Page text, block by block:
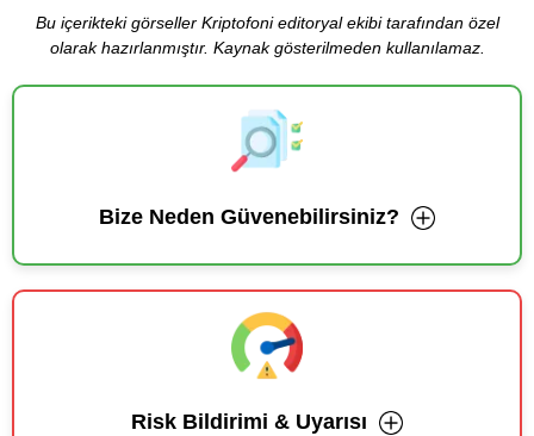
Bu içerikteki görseller Kriptofoni editoryal ekibi tarafından özel
olarak hazırlanmıştır. Kaynak gösterilmeden kullanılamaz.
Bize Neden Güvenebilirsiniz?
Risk Bildirimi & Uyarısı